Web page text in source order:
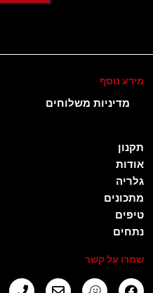
מידע נוסף
מדיניות משלוחים
תקנון
אודות
גלריה
מתכונים
טיפים
נתחים
שמרו על קשר